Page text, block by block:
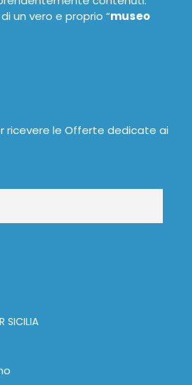
un vero e proprio “museo
ricevere le Offerte dedicate ai
SICILIA